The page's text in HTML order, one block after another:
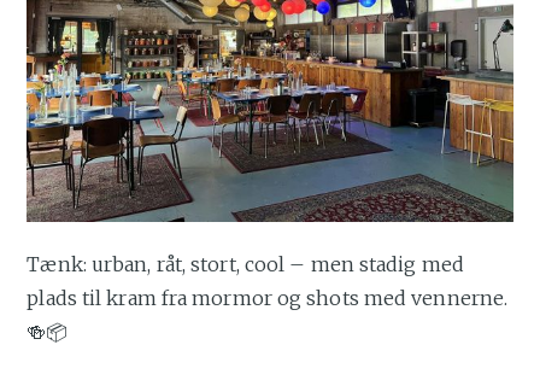
Tænk: urban, råt, stort, cool – men stadig med
plads til kram fra mormor og shots med vennerne.
🍻📦